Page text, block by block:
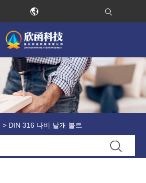
> DIN 316 나비 날개 볼트